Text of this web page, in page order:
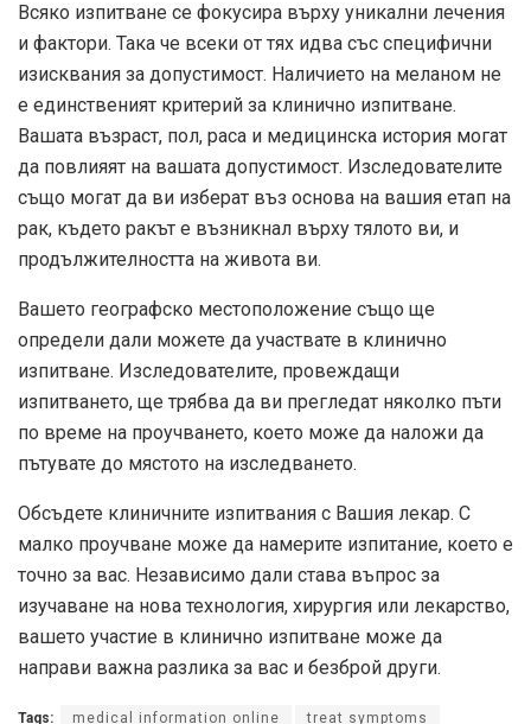
Всяко изпитване се фокусира върху уникални лечения
и фактори. Така че всеки от тях идва със специфични
изисквания за допустимост. Наличието на меланом не
е единственият критерий за клинично изпитване.
Вашата възраст, пол, раса и медицинска история могат
да повлияят на вашата допустимост. Изследователите
също могат да ви изберат въз основа на вашия етап на
рак, където ракът е възникнал върху тялото ви, и
продължителността на живота ви.
Вашето географско местоположение също ще
определи дали можете да участвате в клинично
изпитване. Изследователите, провеждащи
изпитването, ще трябва да ви прегледат няколко пъти
по време на проучването, което може да наложи да
пътувате до мястото на изследването.
Обсъдете клиничните изпитвания с Вашия лекар. С
малко проучване може да намерите изпитание, което е
точно за вас. Независимо дали става въпрос за
изучаване на нова технология, хирургия или лекарство,
вашето участие в клинично изпитване може да
направи важна разлика за вас и безброй други.
Tags: medical information online treat symptoms